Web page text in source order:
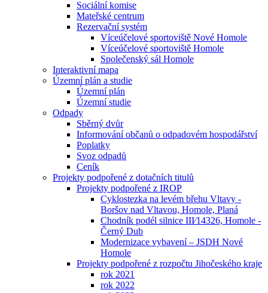
Sociální komise
Mateřské centrum
Rezervační systém
Víceúčelové sportoviště Nové Homole
Víceúčelové sportoviště Homole
Společenský sál Homole
Interaktivní mapa
Územní plán a studie
Územní plán
Územní studie
Odpady
Sběrný dvůr
Informování občanů o odpadovém hospodářství
Poplatky
Svoz odpadů
Ceník
Projekty podpořené z dotačních titulů
Projekty podpořené z IROP
Cyklostezka na levém břehu Vltavy -
Boršov nad Vltavou, Homole, Planá
Chodník podél silnice III⁄14326, Homole -
Černý Dub
Modernizace vybavení – JSDH Nové
Homole
Projekty podpořené z rozpočtu Jihočeského kraje
rok 2021
rok 2022